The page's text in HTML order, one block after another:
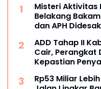
Misteri Aktivitas
Belakang
dan APH
ADD Tahap II
Cair, Perangkat
Kepastian
Rp53 Miliar